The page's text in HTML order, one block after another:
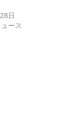
日
ース